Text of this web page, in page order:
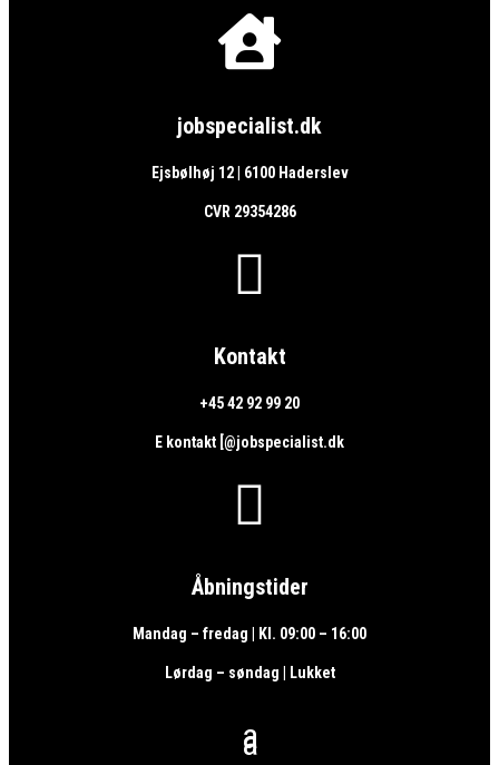

jobspecialist.dk
Ejsbølhøj 12 | 6100 Haderslev
CVR 29354286

Kontakt
+45 42 92 99 20
E kontakt [@jobspecialist.dk

Åbningstider
Mandag – fredag | Kl. 09:00 – 16:00
Lørdag – søndag | Lukket